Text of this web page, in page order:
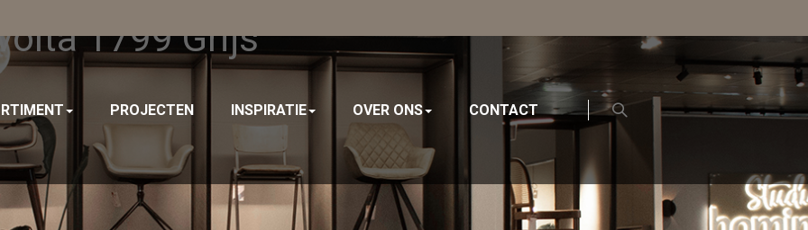
PROJECTEN INSPIRATIE OVER ONS CONTACT
1799 Grijs